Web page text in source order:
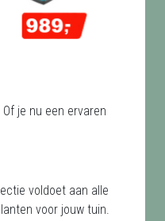
je nu een ervaren
voldoet aan alle
voor jouw tuin.